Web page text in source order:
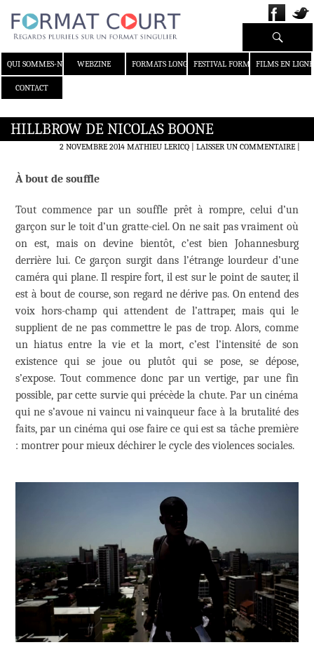
QUI SOMMES-NOUS ?WEBZINE FORMATS LONGS FESTIVAL FORMAT COURT
FILMS EN LIGNE
CONTACT
Recherche
HILLBROW DE NICOLAS BOONE
2 NOVEMBRE 2014 MATHIEU LERICQ LAISSER UN COMMENTAIRE|
À bout de souffle
Tout commence par un souffle prêt à rompre, celui d’un
garçon sur le toit d’un gratte-ciel. On ne sait pas vraiment où
on est, mais on devine bientôt, c’est bien Johannesburg
derrière lui. Ce garçon surgit dans l’étrange lourdeur d’une
caméra qui plane. Il respire fort, il est sur le point de sauter, il
est à bout de course, son regard ne dérive pas. On entend des
voix hors-champ qui attendent de l’attraper, mais qui le
supplient de ne pas commettre le pas de trop. Alors, comme
un hiatus entre la vie et la mort, c’est l’intensité de son
existence qui se joue ou plutôt qui se pose, se dépose,
s’expose. Tout commence donc par un vertige, par une fin
possible, par cette survie qui précède la chute. Par un cinéma
qui ne s’avoue ni vaincu ni vainqueur face à la brutalité des
faits, par un cinéma qui ose faire ce qui est sa tâche première
: montrer pour mieux déchirer le cycle des violences sociales.